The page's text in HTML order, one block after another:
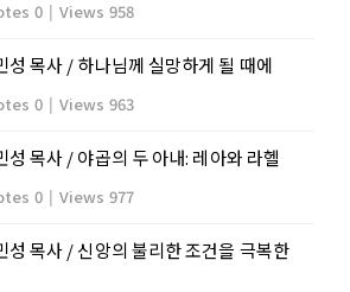
0 | Views 958
목사 / 하나님께 실망하게 될 때에
0 | Views 963
목사 / 야곱의 두 아내: 레아와 라헬
0 | Views 977
성 목사 / 신앙의 불리한 조건을 극복한